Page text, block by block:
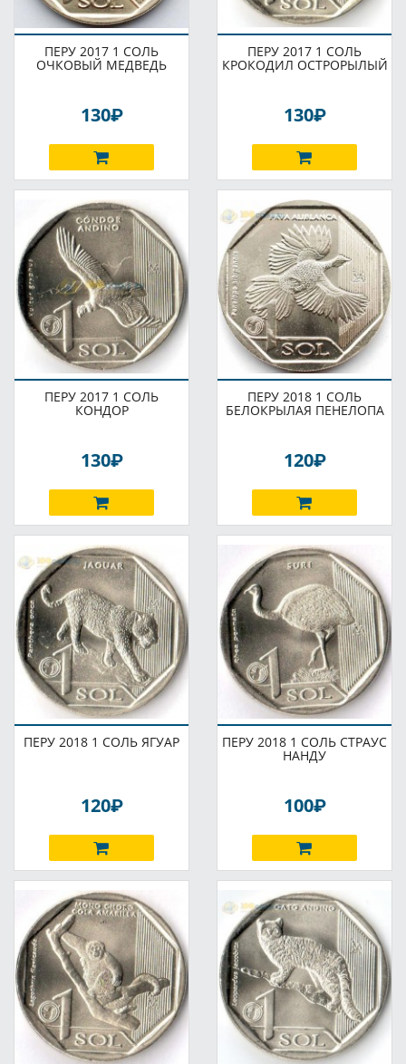
ПЕРУ 2017 1 СОЛЬ
ОЧКОВЫЙ МЕДВЕДЬ
130P
ПЕРУ 2017 1 СОЛЬ
КРОКОДИЛ ОСТРОРЫЛЫЙ
130P
ПЕРУ 2017 1 СОЛЬ
КОНДОР
130P
ПЕРУ 2018 1 СОЛЬ
БЕЛОКРЫЛАЯ ПЕНЕЛОПА
120P
ПЕРУ 2018 1 СОЛЬ ЯГУАР
120P
ПЕРУ 2018 1 СОЛЬ СТРАУС
НАНДУ
100P